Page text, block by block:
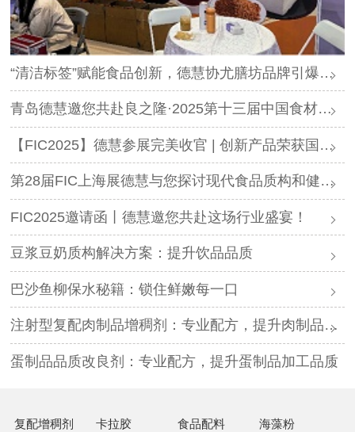
“清洁标签”赋能食品创新，德慧协尤膳坊品牌引爆良之隆展会
青岛德慧邀您共赴良之隆·2025第十三届中国食材电商节
【FIC2025】德慧参展完美收官 | 创新产品荣获国内外客户高度认可！
第28届FIC上海展德慧与您探讨现代食品质构和健康创新发展！
FIC2025邀请函丨德慧邀您共赴这场行业盛宴！
豆浆豆奶质构解决方案：提升饮品品质
巴沙鱼柳保水秘籍：锁住鲜嫩每一口
注射型复配肉制品增稠剂：专业配方，提升肉制品品质
蛋制品品质改良剂：专业配方，提升蛋制品加工品质
复配增稠剂 卡拉胶 食品配料 海藻粉